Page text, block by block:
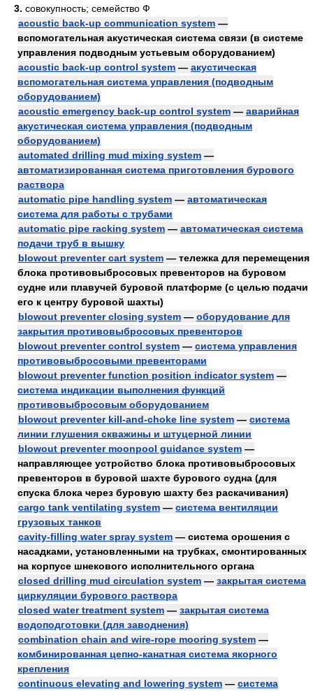
3. совокупность; семейство Ф
acoustic back-up communication system —
вспомогательная акустическая система связи (в системе
управления подводным устьевым оборудованием)
acoustic back-up control system — акустическая
вспомогательная система управления (подводным
оборудованием)
acoustic emergency back-up control system — аварийная
акустическая система управления (подводным
оборудованием)
automated drilling mud mixing system —
автоматизированная система приготовления бурового
раствора
automatic pipe handling system — автоматическая
система для работы с трубами
automatic pipe racking system — автоматическая система
подачи труб в вышку
blowout preventer cart system — тележка для перемещения
блока противовыбросовых превенторов на буровом
судне или плавучей буровой платформе (с целью подачи
его к центру буровой шахты)
blowout preventer closing system — оборудование для
закрытия противовыбросовых превенторов
blowout preventer control system — система управления
противовыбросовыми превенторами
blowout preventer function position indicator system —
система индикации выполнения функций
противовыбросовым оборудованием
blowout preventer kill-and-choke line system — система
линии глушения скважины и штуцерной линии
blowout preventer moonpool guidance system —
направляющее устройство блока противовыбросовых
превенторов в буровой шахте бурового судна (для
спуска блока через буровую шахту без раскачивания)
cargo tank ventilating system — система вентиляции
грузовых танков
cavity-filling water spray system — система орошения с
насадками, установленными на трубках, смонтированных
на корпусе шнекового исполнительного органа
closed drilling mud circulation system — закрытая система
циркуляции бурового раствора
closed water treatment system — закрытая система
водоподготовки (для заводнения)
combination chain and wire-rope mooring system —
комбинированная цепно-канатная система якорного
крепления
continuous elevating and lowering system — система